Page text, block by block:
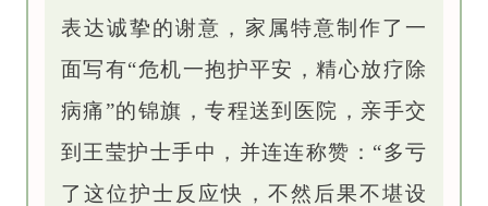
表达诚挚的谢意，家属特意制作了一
面写有“危机一抱护平安，精心放疗除
病痛”的锦旗，专程送到医院，亲手交
到王莹护士手中，并连连称赞：“多亏
了这位护士反应快，不然后果不堪设